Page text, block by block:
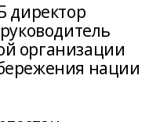
директор
организации
нации